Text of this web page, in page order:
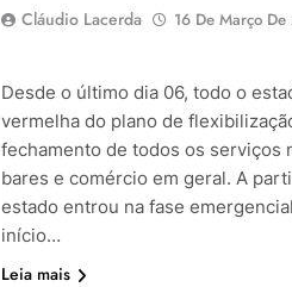
Cláudio Lacerda 16 De Março De
Desde o último dia 06, todo o
vermelha do plano de
fechamento de todos os serviços
bares e comércio em geral. A
estado entrou na fase
início…
Leia mais